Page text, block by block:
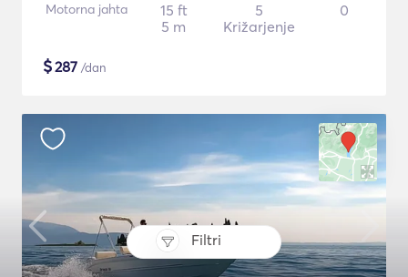
Filtri
Motorna jahta
15 ft
5 m
5
Križarjenje
0
$287 /dan